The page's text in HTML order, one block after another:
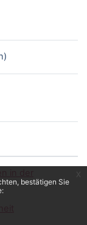
bestätigen Sie
)